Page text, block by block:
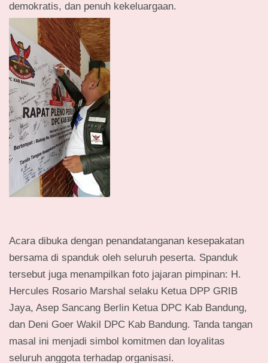
demokratis, dan penuh kekeluargaan.
Acara dibuka dengan penandatanganan kesepakatan
bersama di spanduk oleh seluruh peserta. Spanduk
tersebut juga menampilkan foto jajaran pimpinan: H.
Hercules Rosario Marshal selaku Ketua DPP GRIB
Jaya, Asep Sancang Berlin Ketua DPC Kab Bandung,
dan Deni Goer Wakil DPC Kab Bandung. Tanda tangan
masal ini menjadi simbol komitmen dan loyalitas
seluruh anggota terhadap organisasi.